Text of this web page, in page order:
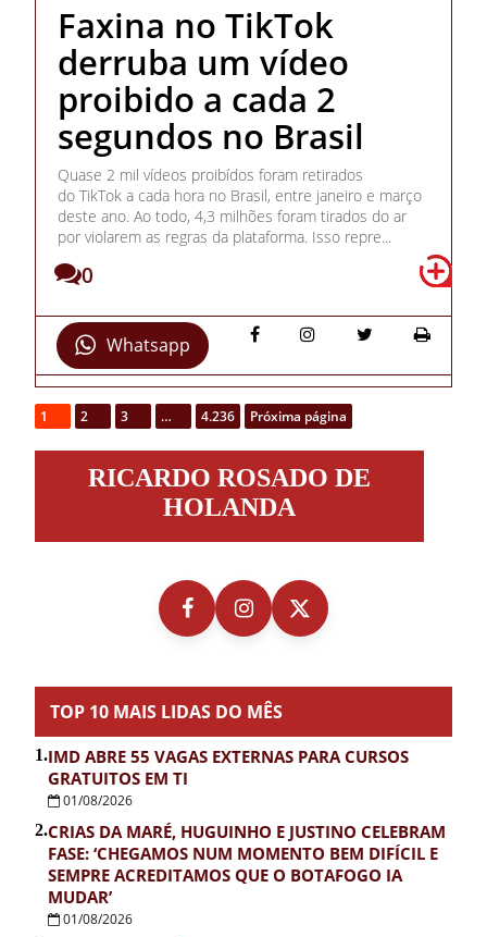
Faxina no TikTok
derruba um vídeo
proibido a cada 2
segundos no Brasil
Quase 2 mil vídeos proibídos foram retirados
do TikTok a cada hora no Brasil, entre janeiro e março
deste ano. Ao todo, 4,3 milhões foram tirados do ar
por violarem as regras da plataforma. Isso repre...
0
Whatsapp
1 2 3 … 4.236 Próxima página
RosadoRICARDO ROSADO DE
HOLANDA
TOP 10 MAIS LIDAS DO MÊS
1.IMD ABRE 55 VAGAS EXTERNAS PARA CURSOS
GRATUITOS EM TI
01/08/2026
2.CRIAS DA MARÉ, HUGUINHO E JUSTINO CELEBRAM
FASE: ‘CHEGAMOS NUM MOMENTO BEM DIFÍCIL E
SEMPRE ACREDITAMOS QUE O BOTAFOGO IA
MUDAR’
01/08/2026